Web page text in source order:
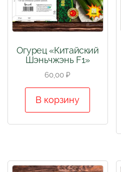
Огурец «Китайский
Шэньчжэнь F1»
60,00₽
В корзину